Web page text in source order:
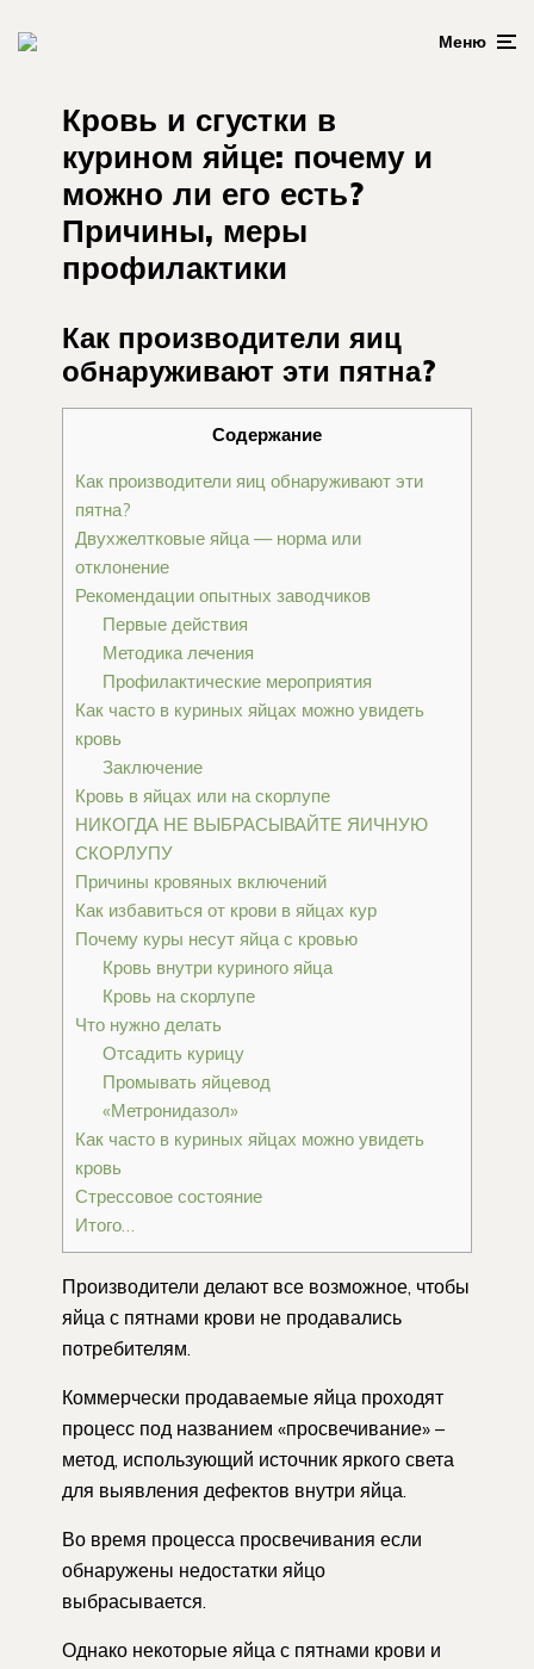
Меню
Кровь и сгустки в
курином яйце: почему и
можно ли его есть?
Причины, меры
профилактики
Как производители яиц
обнаруживают эти пятна?
Содержание
Как производители яиц обнаруживают эти
пятна?
Двухжелтковые яйца — норма или
отклонение
Рекомендации опытных заводчиков
Первые действия
Методика лечения
Профилактические мероприятия
Как часто в куриных яйцах можно увидеть
кровь
Заключение
Кровь в яйцах или на скорлупе
НИКОГДА НЕ ВЫБРАСЫВАЙТЕ ЯИЧНУЮ
СКОРЛУПУ
Причины кровяных включений
Как избавиться от крови в яйцах кур
Почему куры несут яйца с кровью
Кровь внутри куриного яйца
Кровь на скорлупе
Что нужно делать
Отсадить курицу
Промывать яйцевод
«Метронидазол»
Как часто в куриных яйцах можно увидеть
кровь
Стрессовое состояние
Итого…
Производители делают все возможное, чтобы
яйца с пятнами крови не продавались
потребителям.
Коммерчески продаваемые яйца проходят
процесс под названием «просвечивание» –
метод, использующий источник яркого света
для выявления дефектов внутри яйца.
Во время процесса просвечивания если
обнаружены недостатки яйцо
выбрасывается.
Однако некоторые яйца с пятнами крови и